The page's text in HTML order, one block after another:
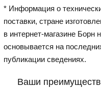
* Информация о
поставки, стране
в интернет-магазине Борн
основывается на
публикации сведениях.
Ваши